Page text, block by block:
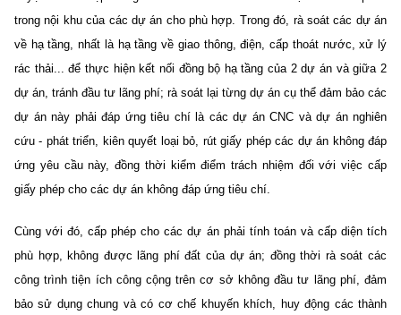
trong nội khu của các dự án cho phù hợp. Trong đó, rà soát các dự án
về hạ tầng, nhất là hạ tầng về giao thông, điện, cấp thoát nước, xử lý
rác thải... để thực hiện kết nối đồng bộ hạ tầng của 2 dự án và giữa 2
dự án, tránh đầu tư lãng phí; rà soát lại từng dự án cụ thể đảm bảo các
dự án này phải đáp ứng tiêu chí là các dự án CNC và dự án nghiên
cứu - phát triển, kiên quyết loại bỏ, rút giấy phép các dự án không đáp
ứng yêu cầu này, đồng thời kiểm điểm trách nhiệm đối với việc cấp
giấy phép cho các dự án không đáp ứng tiêu chí.
Cùng với đó, cấp phép cho các dự án phải tính toán và cấp diện tích
phù hợp, không được lãng phí đất của dự án; đồng thời rà soát các
công trình tiện ích công cộng trên cơ sở không đầu tư lãng phí, đảm
bảo sử dụng chung và có cơ chế khuyến khích, huy động các thành